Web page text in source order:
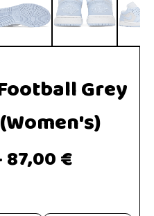
Grey
87,00 €